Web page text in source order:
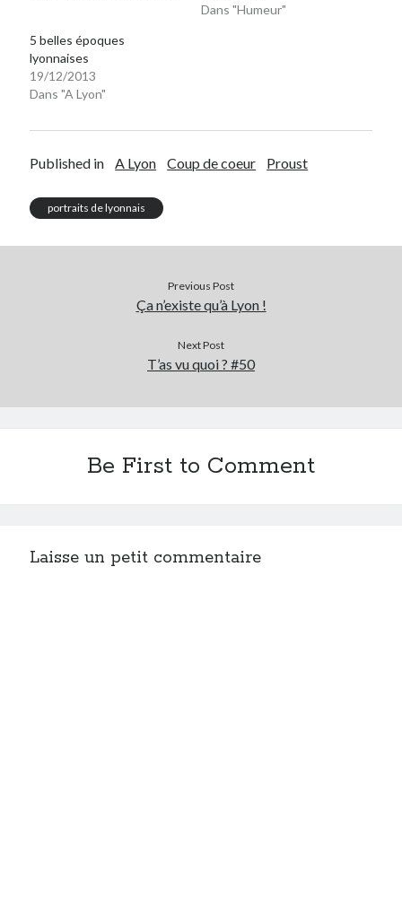
Dans "Humeur"
5 belles époques
lyonnaises
19/12/2013
Dans "A Lyon"
Published in A Lyon Coup de coeur Proust
portraits de lyonnais
Previous Post
Ça n’existe qu’à Lyon !
Next Post
T’as vu quoi ? #50
Be First to Comment
Laisse un petit commentaire